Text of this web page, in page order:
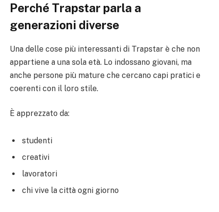
Perché Trapstar parla a
generazioni diverse
Una delle cose più interessanti di Trapstar è che non
appartiene a una sola età. Lo indossano giovani, ma
anche persone più mature che cercano capi pratici e
coerenti con il loro stile.
È apprezzato da:
studenti
creativi
lavoratori
chi vive la città ogni giorno